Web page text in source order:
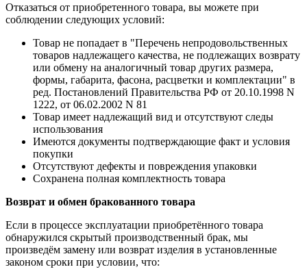
Отказаться от приобретенного товара, вы можете при
соблюдении следующих условий:
Товар не попадает в "Перечень непродовольственных
товаров надлежащего качества, не подлежащих возврату
или обмену на аналогичный товар других размера,
формы, габарита, фасона, расцветки и комплектации" в
ред. Постановлений Правительства РФ от 20.10.1998 N
1222, от 06.02.2002 N 81
Товар имеет надлежащий вид и отсутствуют следы
использования
Имеются документы подтверждающие факт и условия
покупки
Отсутствуют дефекты и повреждения упаковки
Сохранена полная комплектность товара
Возврат и обмен бракованного товара
Если в процессе эксплуатации приобретённого товара
обнаружился скрытый производственный брак, мы
произведём замену или возврат изделия в установленные
законом сроки при условии, что: